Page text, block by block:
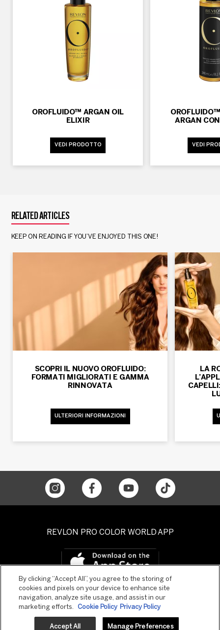
OROFLUIDO™ ARGAN OIL
ELIXIR
VEDI PRODOTTO
ARGAN
VEDI
RELATED ARTICLES
KEEP ON READING IF YOU’VE ENJOYED THIS ONE!
SCOPRI IL NUOVO OROFLUIDO:
FORMATI MIGLIORATI E GAMMA
RINNOVATA
ULTERIORI INFORMAZIONI
LA
REVLON PRO COLOR WORLD APP
By clicking “Accept All”, you agree to the storing of
cookies and pixels on your device to enhance site
navigation, analyze site usage, and assist in our
marketing efforts.
Cookie Policy Privacy Policy
Manage Preferences
Accept All